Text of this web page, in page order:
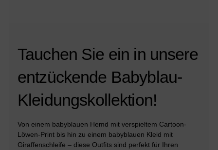
Tauchen Sie ein in unsere
entzückende Babyblau-
Kleidungskollektion!
Von einem babyblauen Hemd mit verspieltem Cartoon-
Löwen-Print bis hin zu einem babyblauen Kleid mit
Giraffenschleife – diese Outfits sind perfekt für Ihren